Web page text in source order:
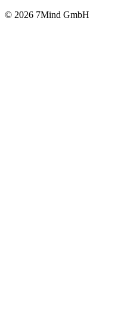
© 2026 7Mind GmbH